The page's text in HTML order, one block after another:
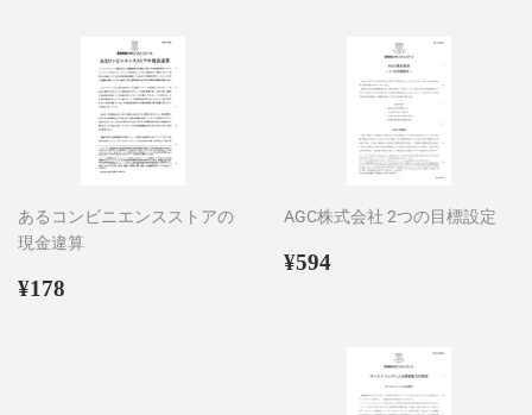
あるコンビニエンスストアの
現金違算
通
¥178
AGC株式会社 2つの目標設定
通
¥594